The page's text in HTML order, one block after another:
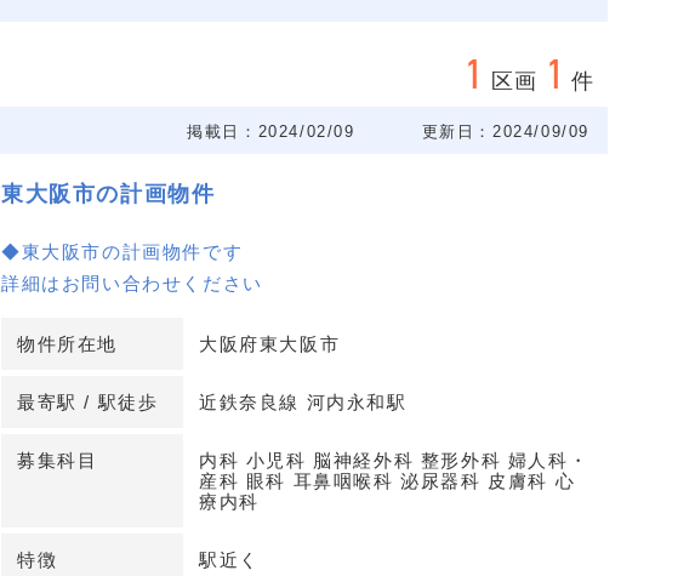
1 区画 1 件
掲載日：2024/02/09 更新日：2024/09/09
東大阪市の計画物件
◆東大阪市の計画物件です
詳細はお問い合わせください
物件所在地 大阪府東大阪市
最寄駅 / 駅徒歩 近鉄奈良線 河内永和駅
募集科目
内科 小児科 脳神経外科 整形外科 婦人科・
産科 眼科 耳鼻咽喉科 泌尿器科 皮膚科 心
療内科
特徴 駅近く